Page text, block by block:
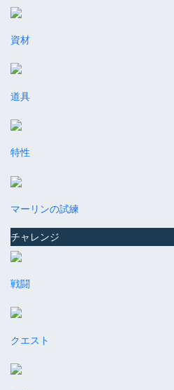
資材
道具
特性
マーリンの試練
チャレンジ
戦闘
クエスト